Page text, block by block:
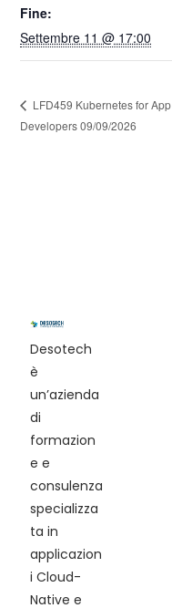
Fine:
Settembre 11 @ 17:00
LFD459 Kubernetes for App
Developers 09/09/2026
Desotech
è
un’azienda
di
formazion
e e
consulenza
specializza
ta in
applicazion
i Cloud-
Native e